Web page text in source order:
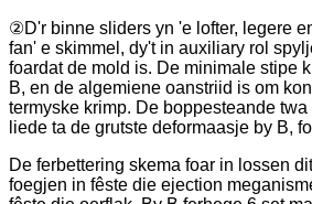
②D'r binne sliders yn 'e lofter, legere
fan' e skimmel, dy't in auxiliary rol
foardat de mold is. De minimale stipe
B, en de algemiene oanstriid is om
termyske krimp. De boppesteande
liede ta de grutste deformaasje by B,
De ferbettering skema foar in lossen
foegjen in fêste die ejection